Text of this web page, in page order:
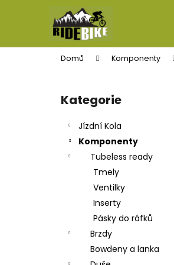
Domů Komponenty
Přeskočit
kategorie
Kategorie
Jízdní Kola
Komponenty
Tubeless ready
Tmely
Ventilky
Inserty
Pásky do ráfků
Brzdy
Bowdeny a lanka
í
Zpět
do
obchodu
Zpět
do
obchodu
TELESKOPICKÁ